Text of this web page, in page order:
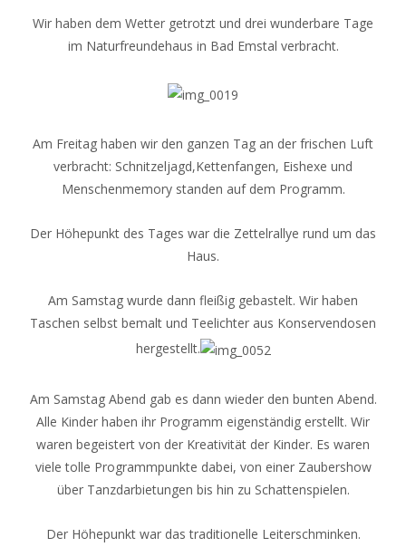
Wir haben dem Wetter getrotzt und drei wunderbare Tage
im Naturfreundehaus in Bad Emstal verbracht.
Am Freitag haben wir den ganzen Tag an der frischen Luft
verbracht: Schnitzeljagd,Kettenfangen, Eishexe und
Menschenmemory standen auf dem Programm.
Der Höhepunkt des Tages war die Zettelrallye rund um das
Haus.
Am Samstag wurde dann fleißig gebastelt. Wir haben
Taschen selbst bemalt und Teelichter aus Konservendosen
hergestellt.
Am Samstag Abend gab es dann wieder den bunten Abend.
Alle Kinder haben ihr Programm eigenständig erstellt. Wir
waren begeistert von der Kreativität der Kinder. Es waren
viele tolle Programmpunkte dabei, von einer Zaubershow
über Tanzdarbietungen bis hin zu Schattenspielen.
Der Höhepunkt war das traditionelle Leiterschminken.